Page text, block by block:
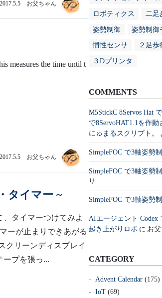
2017.5.5 お父ちゃん
measures the time until t
2017.5.5 お父ちゃん
タイマー ~
タイマーつけてみよ
ーが止まりできあがる
クリーンディスプレイ
ープを張っ...
ロボティクス 二足
姿勢制御 姿勢制御
慣性センサ ２足歩
３Dプリンタ
COMMENTS
M5StickC 8Servos Hat
で8ServoHAT1.1を作
にゅまるスクリプト。
SimpleFOC で3軸姿勢
SimpleFOC で3軸姿勢
り
SimpleFOC で3軸姿勢
AIエージェント Codex
起き上がりロボ に お
CATEGORY
Advent Calendar (175)
IoT (69)